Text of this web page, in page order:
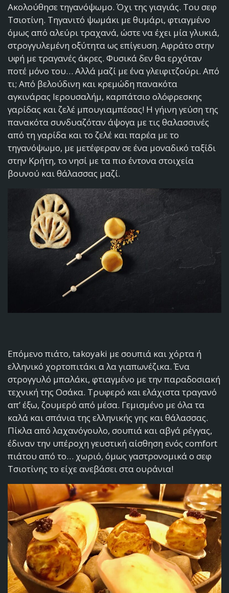
Ακολούθησε τηγανόψωμο. Όχι της γιαγιάς. Του σεφ
Τσιοτίνη. Τηγανιτό ψωμάκι με θυμάρι, φτιαγμένο
όμως από αλεύρι τραχανά, ώστε να έχει μία γλυκιά,
στρογγυλεμένη οξύτητα ως επίγευση. Αφράτο στην
υφή με τραγανές άκρες. Φυσικά δεν θα ερχόταν
ποτέ μόνο του… Αλλά μαζί με ένα γλειφιτζούρι. Από
τι; Από βελούδινη και κρεμώδη πανακότα
αγκινάρας Ιερουσαλήμ, καρπάτσιο ολόφρεσκης
γαρίδας και ζελέ μπουγιαμπέσας! Η γήινη γεύση της
πανακότα συνδυαζόταν άψογα με τις θαλασσινές
από τη γαρίδα και το ζελέ και παρέα με το
τηγανόψωμο, με μετέφεραν σε ένα μοναδικό ταξίδι
στην Κρήτη, το νησί με τα πιο έντονα στοιχεία
βουνού και θάλασσας μαζί.
Επόμενο πιάτο, takoyaki με σουπιά και χόρτα ή
ελληνικό χορτοπιτάκι α λα γιαπωνέζικα. Ένα
στρογγυλό μπαλάκι, φτιαγμένο με την παραδοσιακή
τεχνική της Οσάκα. Τρυφερό και ελάχιστα τραγανό
απ’ έξω, ζουμερό από μέσα. Γεμισμένο με όλα τα
καλά και σπάνια της ελληνικής γης και θάλασσας.
Πίκλα από λαχανόγουλο, σουπιά και αβγά ρέγγας,
έδιναν την υπέροχη γευστική αίσθηση ενός comfort
πιάτου από το… χωριό, όμως γαστρονομικά ο σεφ
Τσιοτίνης το είχε ανεβάσει στα ουράνια!